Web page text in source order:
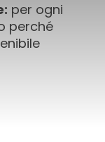
per ogni
perché